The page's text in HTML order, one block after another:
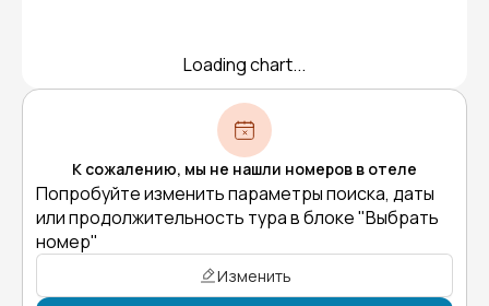
Loading chart...
К сожалению, мы не нашли номеров в отеле
Попробуйте изменить параметры поиска, даты
или продолжительность тура в блоке "Выбрать
номер"
Изменить